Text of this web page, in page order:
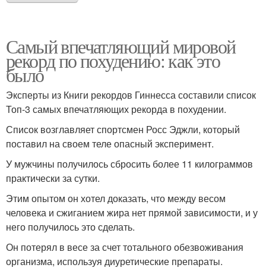
Самый впечатляющий мировой
рекорд по похудению: как это
было
Эксперты из Книги рекордов Гиннесса составили список
Топ-3 самых впечатляющих рекорда в похудении.
Список возглавляет спортсмен Росс Эджли, который
поставил на своем теле опасный эксперимент.
У мужчины получилось сбросить более 11 килограммов
практически за сутки.
Этим опытом он хотел доказать, что между весом
человека и сжиганием жира нет прямой зависимости, и у
него получилось это сделать.
Он потерял в весе за счет тотального обезвоживания
организма, используя диуретические препараты.